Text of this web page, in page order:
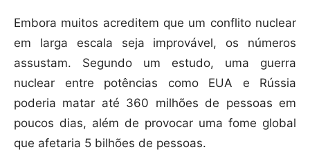
Embora muitos acreditem que um conflito nuclear
em larga escala seja improvável, os números
assustam. Segundo um estudo, uma guerra
nuclear entre potências como EUA e Rússia
poderia matar até 360 milhões de pessoas em
poucos dias, além de provocar uma fome global
que afetaria 5 bilhões de pessoas.